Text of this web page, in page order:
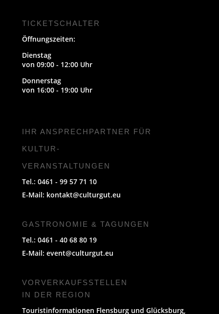
TICKETSCHALTER
Öffnungszeiten:
Dienstag
von 09:00 - 12:00 Uhr
Donnerstag
von 16:00 - 19:00 Uhr
IHR ANSPRECHPARTNER FÜR
KULTUR-
VERANSTALTUNGEN
Tel.: 0461 - 99 57 71 10
E-Mail: kontakt@culturgut.eu
GASTRONOMIE & TAGUNGEN
Tel.: 0461 - 40 68 80 19
E-Mail: event@culturgut.eu
VORVERKAUFS­STELLEN
IN DER REGION
Touristinformationen Flensburg und Glücksburg,